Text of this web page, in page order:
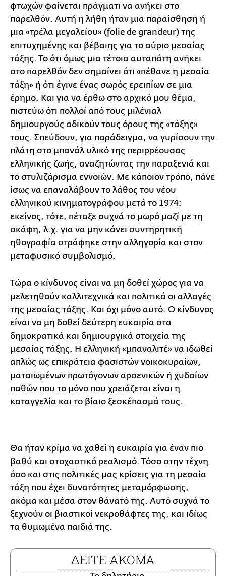
φτωχών φαίνεται πράγματι να ανήκει στο
παρελθόν. Αυτή η λήθη ήταν μια παραίσθηση ή
μια «τρέλα μεγαλείου» (folie de grandeur) της
επιτυχημένης και βέβαιης για το αύριο μεσαίας
τάξης. Το ότι όμως μια τέτοια αυταπάτη ανήκει
στο παρελθόν δεν σημαίνει ότι «πέθανε η μεσαία
τάξη» ή ότι έγινε ένας σωρός ερειπίων σε μια
έρημο. Και για να έρθω στο αρχικό μου θέμα,
πιστεύω ότι πολλοί από τους μιλένιαλ
δημιουργούς αδικούν τους όρους της «τάξης»
τους. Σπεύδουν, για παράδειγμα, να γυρίσουν την
πλάτη στο μπανάλ υλικό της περιρρέουσας
ελληνικής ζωής, αναζητώντας την παραξενιά και
το στυλιζάρισμα εννοιών. Με κάποιον τρόπο, πάνε
ίσως να επαναλάβουν το λάθος του νέου
ελληνικού κινηματογράφου μετά το 1974:
εκείνος, τότε, πέταξε συχνά το μωρό μαζί με τη
σκάφη, λ.χ. για να μην κάνει συντηρητική
ηθογραφία στράφηκε στην αλληγορία και στον
μεταφυσικό συμβολισμό.
Τώρα ο κίνδυνος είναι να μη δοθεί χώρος για να
μελετηθούν καλλιτεχνικά και πολιτικά οι αλλαγές
της μεσαίας τάξης. Και όχι μόνο αυτό. Ο κίνδυνος
είναι να μη δοθεί δεύτερη ευκαιρία στα
δημοκρατικά και δημιουργικά στοιχεία της
μεσαίας τάξης. Η ελληνική «μπαναλιτέ» να ιδωθεί
απλώς ως επικράτεια φασιστών νοικοκυραίων,
ματαιωμένων πρωτόγονων αρσενικών ή χυδαίων
παθών που το μόνο που χρειάζεται είναι η
καταγγελία και το βίαιο ξεσκέπασμά τους.
Θα ήταν κρίμα να χαθεί η ευκαιρία για έναν πιο
βαθύ και στοχαστικό ρεαλισμό. Τόσο στην τέχνη
όσο και στις πολιτικές μας κρίσεις για τη μεσαία
τάξη που έχει δυνατότητες μεταμόρφωσης,
ακόμα και μέσα στον θάνατό της. Αυτό συχνά το
ξεχνούν οι βιαστικοί νεκροθάφτες της, και ιδίως
τα θυμωμένα παιδιά της.
ΔΕΙΤΕ ΑΚΟΜΑ